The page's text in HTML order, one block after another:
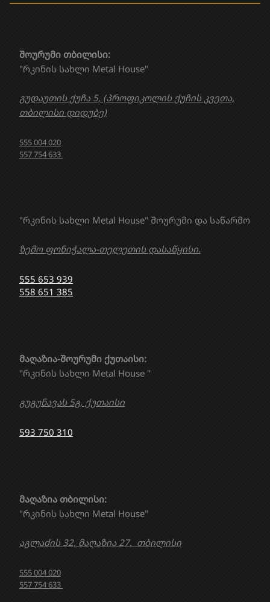
"რკინის სახლი Metal House" შოურუმი და საწარმო
ზემო ფონიჭალა-თელეთის დასაწყისი.
555 653 939
558 651 385
მაღაზია თბილისი:
"რკინის სახლი Metal House"
აგლაძის 32, მაღაზია 27. თბილისი
555 004 020
557 754 633
მაღაზია-შოურუმი ქუთაისი:
"რკინის სახლი Metal House "
გუგუნავას 5გ, ქუთაისი
593 750 310
შოურუმი თბილისი:
"რკინის სახლი Metal House"
გუდაუთის ქუჩა 5, (პროფიკოლის ქუჩის კვეთა,
თბილისი დიდუბე)
555 004 020
557 754 633